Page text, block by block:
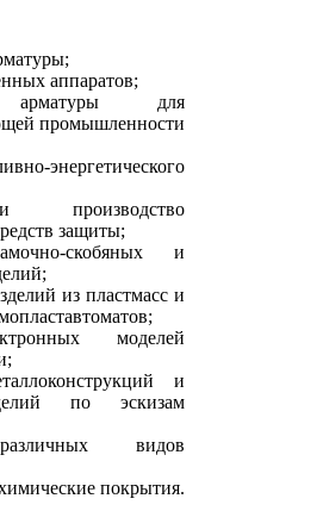
аппаратов;
арматуры для
промышленности
энергетического
производство
защиты;
скобяных и
из пластмасс и
моделей
и
по эскизам
видов
покрытия.